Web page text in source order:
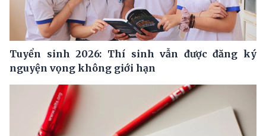
Tuyển sinh 2026: Thí sinh vẫn được đăng ký
nguyện vọng không giới hạn